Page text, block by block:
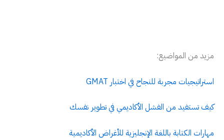
مزيد من المواضيع:
استراتيجيات مجربة للنجاح في اختبار GMAT
كيف تستفيد من الفشل الأكاديمي في تطوير نفسك
مهارات الكتابة باللغة الإنجليزية للأغراض الأكاديمية